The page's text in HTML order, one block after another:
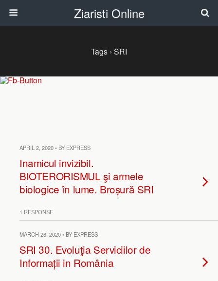
Ziaristi Online
Tags › SRI
APRIL 2, 2020 • BY EXPRESS
Inamicul invizibil.
BIOTERORISMUL şi armele
biologice în lume. Broșură SRI
1 RESPONSE
MARCH 26, 2020 • BY EXPRESS
SRI 30. Evoluţia Serviciilor de
Informații in România